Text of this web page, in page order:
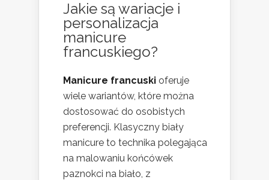
Jakie są wariacje i
personalizacja
manicure
francuskiego?
Manicure francuski oferuje
wiele wariantów, które można
dostosować do osobistych
preferencji. Klasyczny biały
manicure to technika polegająca
na malowaniu końcówek
paznokci na biało, z